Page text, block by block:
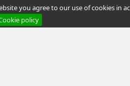
you agree to our use of cookies in
policy